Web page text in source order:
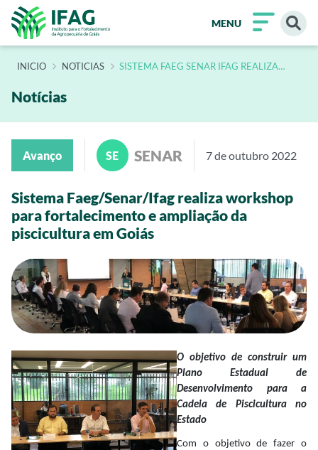
MENU
INÍCIO NOTICIAS SISTEMA FAEG SENAR IFAG REALIZA
Notícias
Avanço SE SENAR 7 de outubro 2022
Sistema Faeg/Senar/Ifag realiza workshop
para fortalecimento e ampliação da
piscicultura em Goiás
O objetivo de construir um
Plano Estadual de
Desenvolvimento para a
Cadeia de Piscicultura no
Estado
Com o objetivo de fazer o